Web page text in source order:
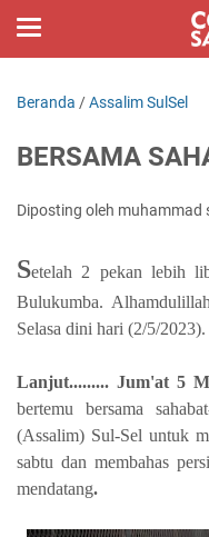
Beranda /Assalim SulSel
BERSAMA
Diposting oleh muhammad
Setelah 2 pekan lebih
Bulukumba.
Selasa dini hari (2/5/2023).
Lanjut......... Jum'at 5
bertemu bersama
(Assalim) Sul-Sel untuk
sabtu dan membahas
mendatang.